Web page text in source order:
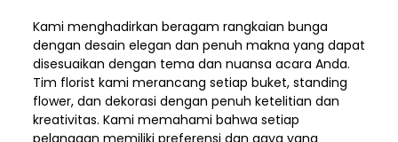
Kami menghadirkan beragam rangkaian bunga
dengan desain elegan dan penuh makna yang dapat
disesuaikan dengan tema dan nuansa acara Anda.
Tim florist kami merancang setiap buket, standing
flower, dan dekorasi dengan penuh ketelitian dan
kreativitas. Kami memahami bahwa setiap